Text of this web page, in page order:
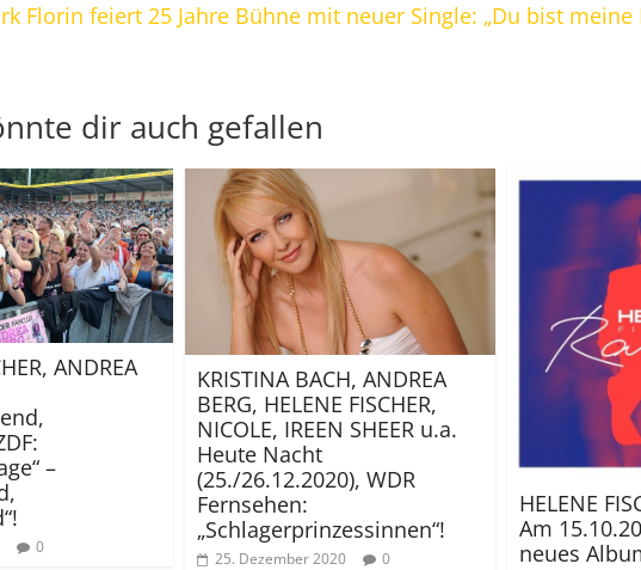
Florin feiert 25 Jahre Bühne mit neuer Single: „Du bist meine
dir auch gefallen
ANDREA
–
0
KRISTINA BACH, ANDREA
BERG, HELENE FISCHER,
NICOLE, IREEN SHEER u.a.
Heute Nacht
(25./26.12.2020), WDR
Fernsehen:
„Schlagerprinzessinnen“!
25. Dezember 2020 0
HELENE
Am
neues